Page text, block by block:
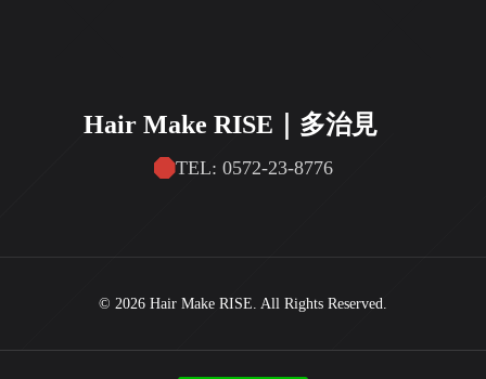
Hair Make RISE｜多治見
TEL: 0572-23-8776
© 2026 Hair Make RISE. All Rights Reserved.